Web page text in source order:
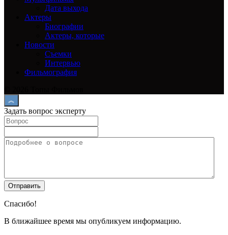
Дата выхода
Актеры
Биографии
Актеры, которые
Новости
Съемки
Интервью
Фильмография
Задать вопрос эксперту
Спасибо!
В ближайшее время мы опубликуем информацию.